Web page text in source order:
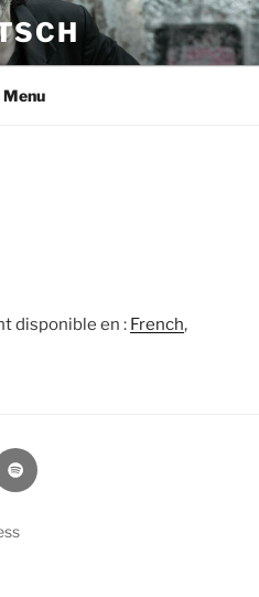
Menu
disponible en : French
Spotify